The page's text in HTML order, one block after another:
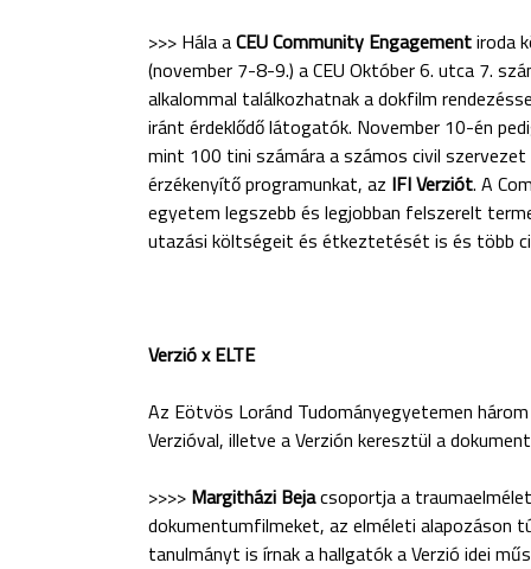
>>> Hála aCEU Community Engagementiroda
(november 7-8-9.) a CEU Október 6. utca 7.
alkalommal találkozhatnak a dokfilm
iránt érdeklődő látogatók. November 10-én
mint 100 tini számára a számos civil
érzékenyítő programunkat, az IFI Verziót. A
egyetem legszebb és legjobban felszerelt
utazási költségeit és étkeztetését is és több
Verzió x ELTE
Az Eötvös Loránd Tudományegyetemen
Verzióval, illetve a Verzión keresztül a
>>>> Margitházi Bejacsoportja a
dokumentumfilmeket, az elméleti alapozáson
tanulmányt is írnak a hallgatók a Verzió idei